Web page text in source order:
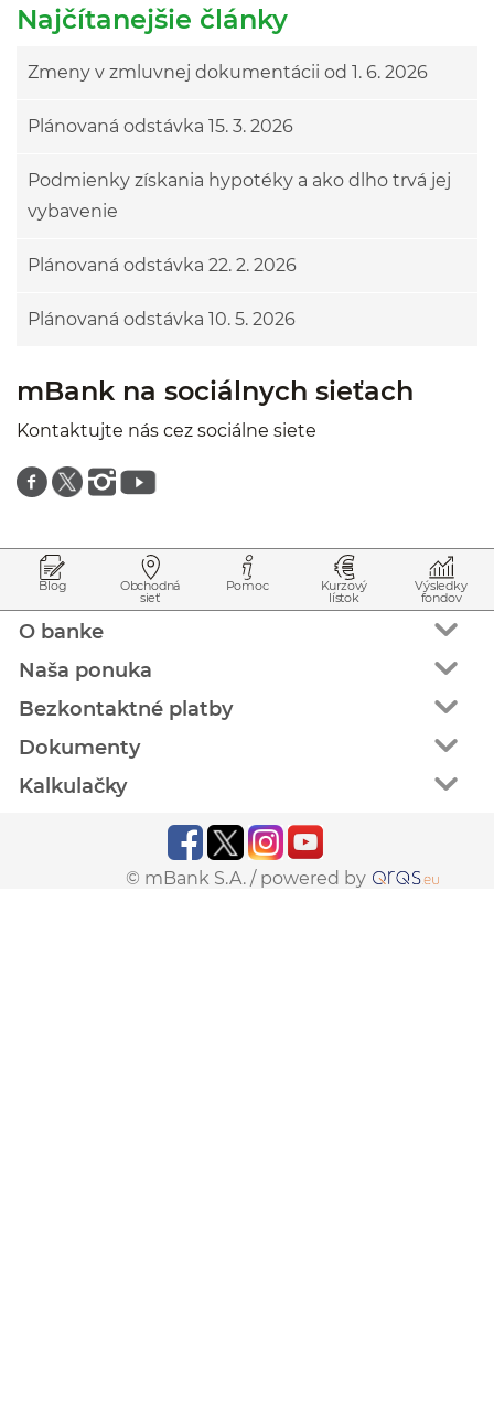
Najčítanejšie články
Zmeny v zmluvnej dokumentácii od 1. 6. 2026
Plánovaná odstávka 15. 3. 2026
Podmienky získania hypotéky a ako dlho trvá jej
vybavenie
Plánovaná odstávka 22. 2. 2026
Plánovaná odstávka 10. 5. 2026
mBank na sociálnych sieťach
Kontaktujte nás cez sociálne siete
Znajdź nas na facebooku
Znajdź nas na twitterze
Znajdź nas na instagramie
Znajdź nas na youtube
Blog Obchodná
sieť
Pomoc Kurzový
lístok
Výsledky
fondov
O banke
Naša ponuka
Bezkontaktné platby
Dokumenty
Kalkulačky
© mBank S.A. / powered by